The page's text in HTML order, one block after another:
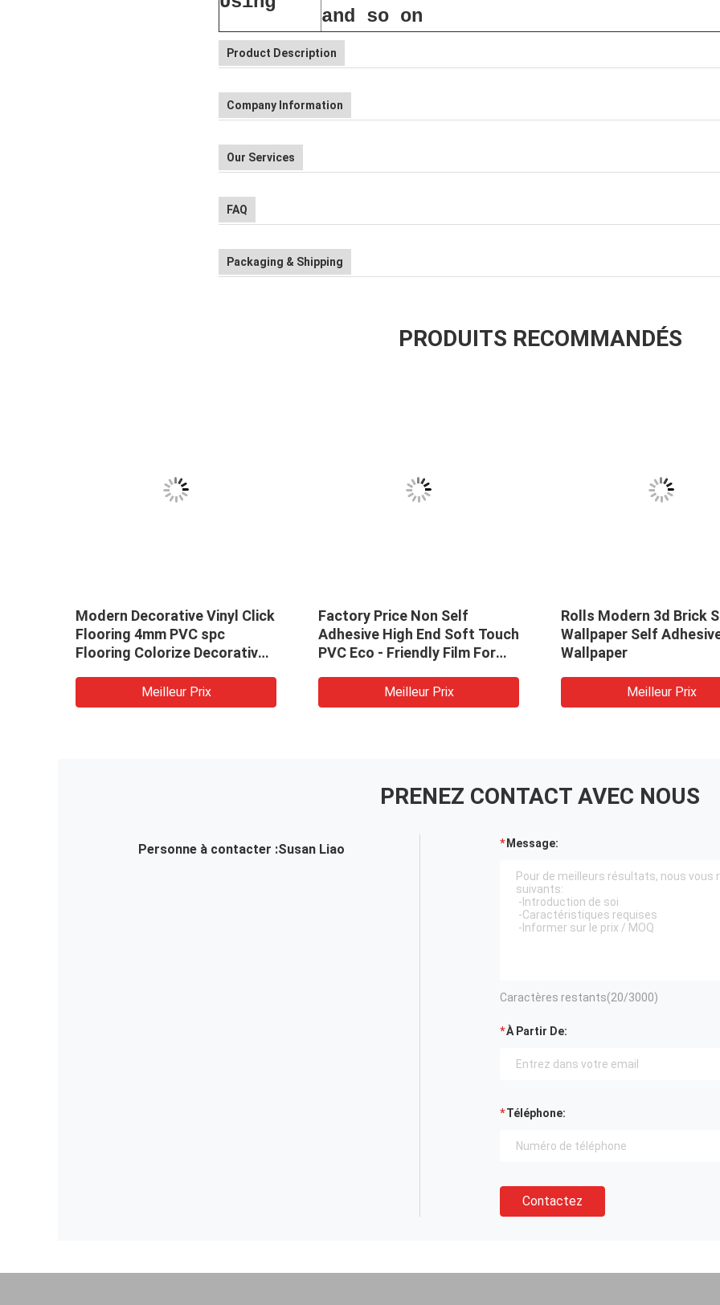
and so on
Product Description
Company Information
Our Services
FAQ
Packaging & Shipping
PRODUITS RECOMMANDÉS
Modern Decorative Vinyl Click
Flooring 4mm PVC spc
Flooring Colorize Decorative
Meilleur Prix
Factory Price Non Self
Adhesive High End Soft Touch
PVC Eco - Friendly Film For
Meilleur Prix
Rolls Modern 3d Brick
Wallpaper Self
Wallpaper
Meilleur Prix
PRENEZ CONTACT AVEC NOUS
Personne à contacter :Susan Liao Message:
Caractères restants(20/3000)
À Partir De:
Téléphone:
Contactez